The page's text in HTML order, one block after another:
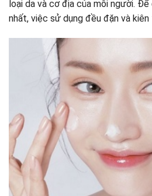
loại da và cơ địa của mỗi người.
nhất, việc sử dụng đều đặn và